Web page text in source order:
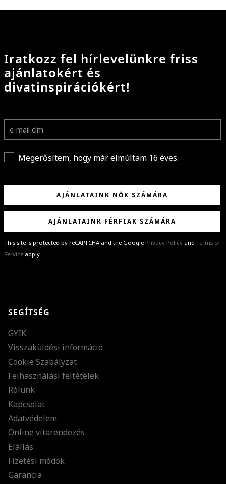
Iratkozz fel hírlevelünkre friss
ajánlatokért és
divatinspirációkért!
Megerősítem, hogy már elmúltam 16 éves.
AJÁNLATAINK NŐK SZÁMÁRA
AJÁNLATAINK FÉRFIAK SZÁMÁRA
This site is protected by reCAPTCHA and the Google Privacy Policy and Terms of
Service apply.
különleges ajánlatainkat és stílustippjeinket!
SEGÍTSÉG
GYIK
Visszaküldési információ
Cookie Szabályzat
Felhasználási feltételek
Rólunk
Kapcsolat
Adatvédelem
Online vitarendezés
Elállás
Fizetési módok
Garancia